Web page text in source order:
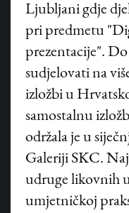
Ljubljani gdje
pri predmetu
prezentacije".
sudjelovati na
izložbi u
samostalnu
održala je u
Galeriji SKC.
udruge likovnih
umjetničkoj